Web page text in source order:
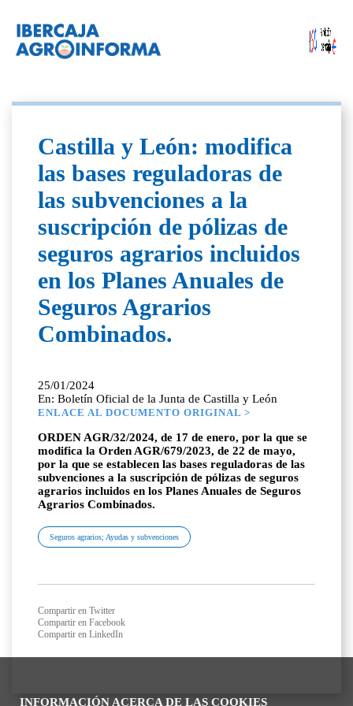
INFORMACIÓN ACERCA DE LAS COOKIES
Castilla y León: modifica
las bases reguladoras de
las subvenciones a la
suscripción de pólizas de
seguros agrarios incluidos
en los Planes Anuales de
Seguros Agrarios
Combinados.
25/01/2024
En: Boletín Oficial de la Junta de Castilla y León
ENLACE AL DOCUMENTO ORIGINAL >
ORDEN AGR/32/2024, de 17 de enero, por la que se
modifica la Orden AGR/679/2023, de 22 de mayo,
por la que se establecen las bases reguladoras de las
subvenciones a la suscripción de pólizas de seguros
agrarios incluidos en los Planes Anuales de Seguros
Agrarios Combinados.
Seguros agrarios; Ayudas y subvenciones
Compartir en Twitter
Compartir en Facebook
Compartir en LinkedIn